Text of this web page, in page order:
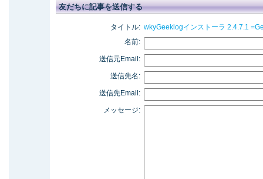
友だちに記事を送信する
タイトル: wkyGeeklogインストーラ 2.4.7.1
名前:
送信元Email:
送信先名:
送信先Email:
メッセージ: